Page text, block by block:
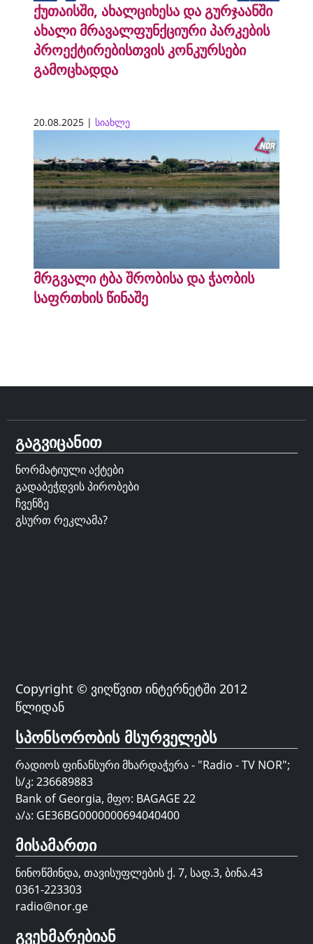
ქუთაისში, ახალციხესა და გურჯაანში
ახალი მრავალფუნქციური პარკების
პროექტირებისთვის კონკურსები
გამოცხადდა
20.08.2025 | სიახლე
მრგვალი ტბა შრობისა და ჭაობის
საფრთხის წინაშე
გაგვიცანით
ნორმატიული აქტები
გადაბეჭდვის პირობები
ჩვენზე
გსურთ რეკლამა?
Copyright © ვიღწვით ინტერნეტში 2012
წლიდან
სპონსორობის მსურველებს
რადიოს ფინანსური მხარდაჭერა - "Radio - TV NOR";
ს/კ: 236689883
Bank of Georgia, მფო: BAGAGE 22
ა/ა: GE36BG0000000694040400
მისამართი
ნინოწმინდა, თავისუფლების ქ. 7, სად.3, ბინა.43
0361-223303
radio@nor.ge
გვეხმარებიან